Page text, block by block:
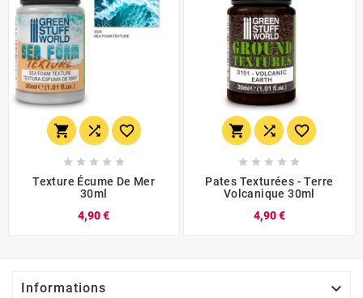
  
    
Texture Écume De Mer
30ml
4,90 €
  
    
Pates Texturées - Terre
Volcanique 30ml
4,90 €
Informations 